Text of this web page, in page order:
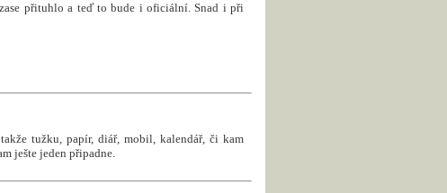
přituhlo a teď to bude i oficiální. Snad i při
tužku, papír, diář, mobil, kalendář, či kam
ješte jeden připadne.